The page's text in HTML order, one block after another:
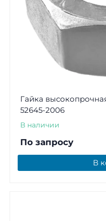
Гайка
52645-2006
В наличии
По запросу
В